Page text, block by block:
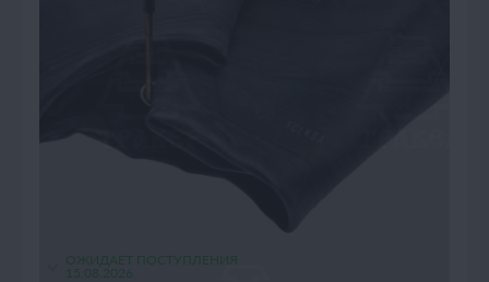
ОЖИДАЕТ ПОСТУПЛЕНИЯ
15.08.2026